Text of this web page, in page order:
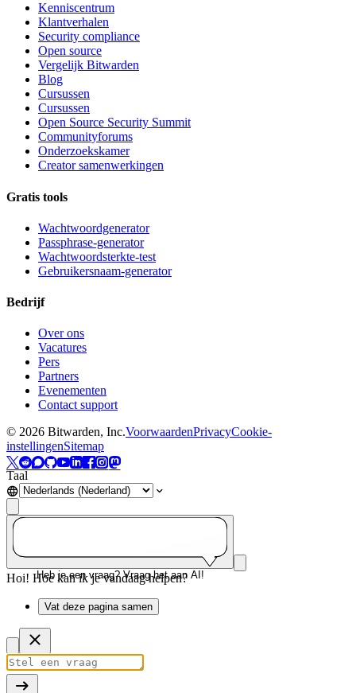
Kenniscentrum
Klantverhalen
Security compliance
Open source
Vergelijk Bitwarden
Blog
Cursussen
Cursussen
Open Source Security Summit
Communityforums
Onderzoekskamer
Creator samenwerkingen
Gratis tools
Wachtwoordgenerator
Passphrase-generator
Wachtwoordsterkte-test
Gebruikersnaam-generator
Bedrijf
Over ons
Vacatures
Pers
Partners
Evenementen
Contact support
© 2026 Bitwarden, Inc.VoorwaardenPrivacyCookie-
instellingenSitemap
Taal
Heb je een vraag? Vraag het aan AI!
Hoi! Hoe kan ik je vandaag helpen?
Vat deze pagina samen